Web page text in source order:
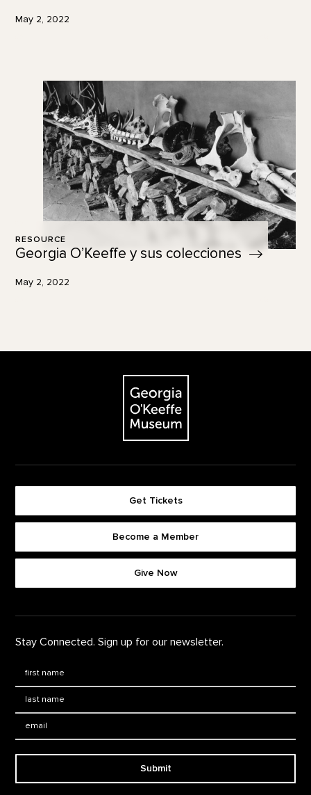
May 2, 2022
RESOURCE
Georgia O’Keeffe y sus colecciones
May 2, 2022
The Georgia O'Keeffe Museum
Get Tickets
Become a Member
Give Now
Stay Connected. Sign up for our newsletter.
Submit